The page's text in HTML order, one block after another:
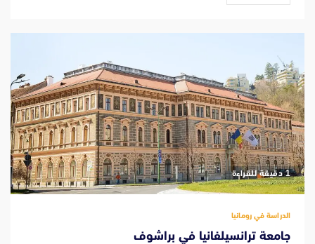
‫1 دقيقة للقراءة
الدراسة في رومانيا
جامعة ترانسيلفانيا في براشوف